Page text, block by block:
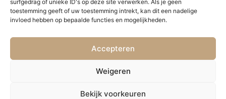
surfgedrag of unieke ID's op deze site verwerken. Als je geen
toestemming geeft of uw toestemming intrekt, kan dit een nadelige
invloed hebben op bepaalde functies en mogelijkheden.
Accepteren
Weigeren
Bekijk voorkeuren
VORIGE VOLGENDE